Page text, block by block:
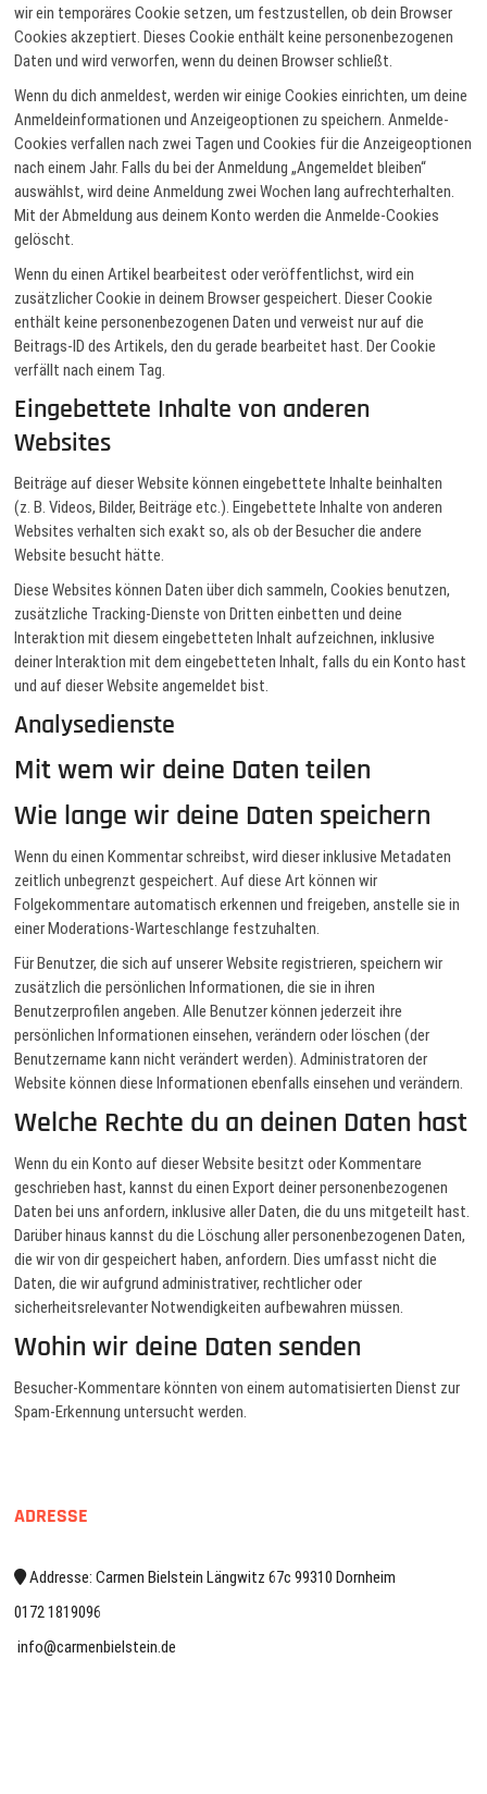
wir ein temporäres Cookie setzen, um festzustellen, ob dein Browser
Cookies akzeptiert. Dieses Cookie enthält keine personenbezogenen
Daten und wird verworfen, wenn du deinen Browser schließt.
Wenn du dich anmeldest, werden wir einige Cookies einrichten, um deine
Anmeldeinformationen und Anzeigeoptionen zu speichern. Anmelde-
Cookies verfallen nach zwei Tagen und Cookies für die Anzeigeoptionen
nach einem Jahr. Falls du bei der Anmeldung „Angemeldet bleiben“
auswählst, wird deine Anmeldung zwei Wochen lang aufrechterhalten.
Mit der Abmeldung aus deinem Konto werden die Anmelde-Cookies
gelöscht.
Wenn du einen Artikel bearbeitest oder veröffentlichst, wird ein
zusätzlicher Cookie in deinem Browser gespeichert. Dieser Cookie
enthält keine personenbezogenen Daten und verweist nur auf die
Beitrags-ID des Artikels, den du gerade bearbeitet hast. Der Cookie
verfällt nach einem Tag.
Eingebettete Inhalte von anderen
Websites
Beiträge auf dieser Website können eingebettete Inhalte beinhalten
(z. B. Videos, Bilder, Beiträge etc.). Eingebettete Inhalte von anderen
Websites verhalten sich exakt so, als ob der Besucher die andere
Website besucht hätte.
Diese Websites können Daten über dich sammeln, Cookies benutzen,
zusätzliche Tracking-Dienste von Dritten einbetten und deine
Interaktion mit diesem eingebetteten Inhalt aufzeichnen, inklusive
deiner Interaktion mit dem eingebetteten Inhalt, falls du ein Konto hast
und auf dieser Website angemeldet bist.
Analysedienste
Mit wem wir deine Daten teilen
Wie lange wir deine Daten speichern
Wenn du einen Kommentar schreibst, wird dieser inklusive Metadaten
zeitlich unbegrenzt gespeichert. Auf diese Art können wir
Folgekommentare automatisch erkennen und freigeben, anstelle sie in
einer Moderations-Warteschlange festzuhalten.
Für Benutzer, die sich auf unserer Website registrieren, speichern wir
zusätzlich die persönlichen Informationen, die sie in ihren
Benutzerprofilen angeben. Alle Benutzer können jederzeit ihre
persönlichen Informationen einsehen, verändern oder löschen (der
Benutzername kann nicht verändert werden). Administratoren der
Website können diese Informationen ebenfalls einsehen und verändern.
Welche Rechte du an deinen Daten hast
Wenn du ein Konto auf dieser Website besitzt oder Kommentare
geschrieben hast, kannst du einen Export deiner personenbezogenen
Daten bei uns anfordern, inklusive aller Daten, die du uns mitgeteilt hast.
Darüber hinaus kannst du die Löschung aller personenbezogenen Daten,
die wir von dir gespeichert haben, anfordern. Dies umfasst nicht die
Daten, die wir aufgrund administrativer, rechtlicher oder
sicherheitsrelevanter Notwendigkeiten aufbewahren müssen.
Wohin wir deine Daten senden
Besucher-Kommentare könnten von einem automatisierten Dienst zur
Spam-Erkennung untersucht werden.
ADRESSE
Addresse: Carmen Bielstein Längwitz 67c 99310 Dornheim
0172 1819096
info@carmenbielstein.de